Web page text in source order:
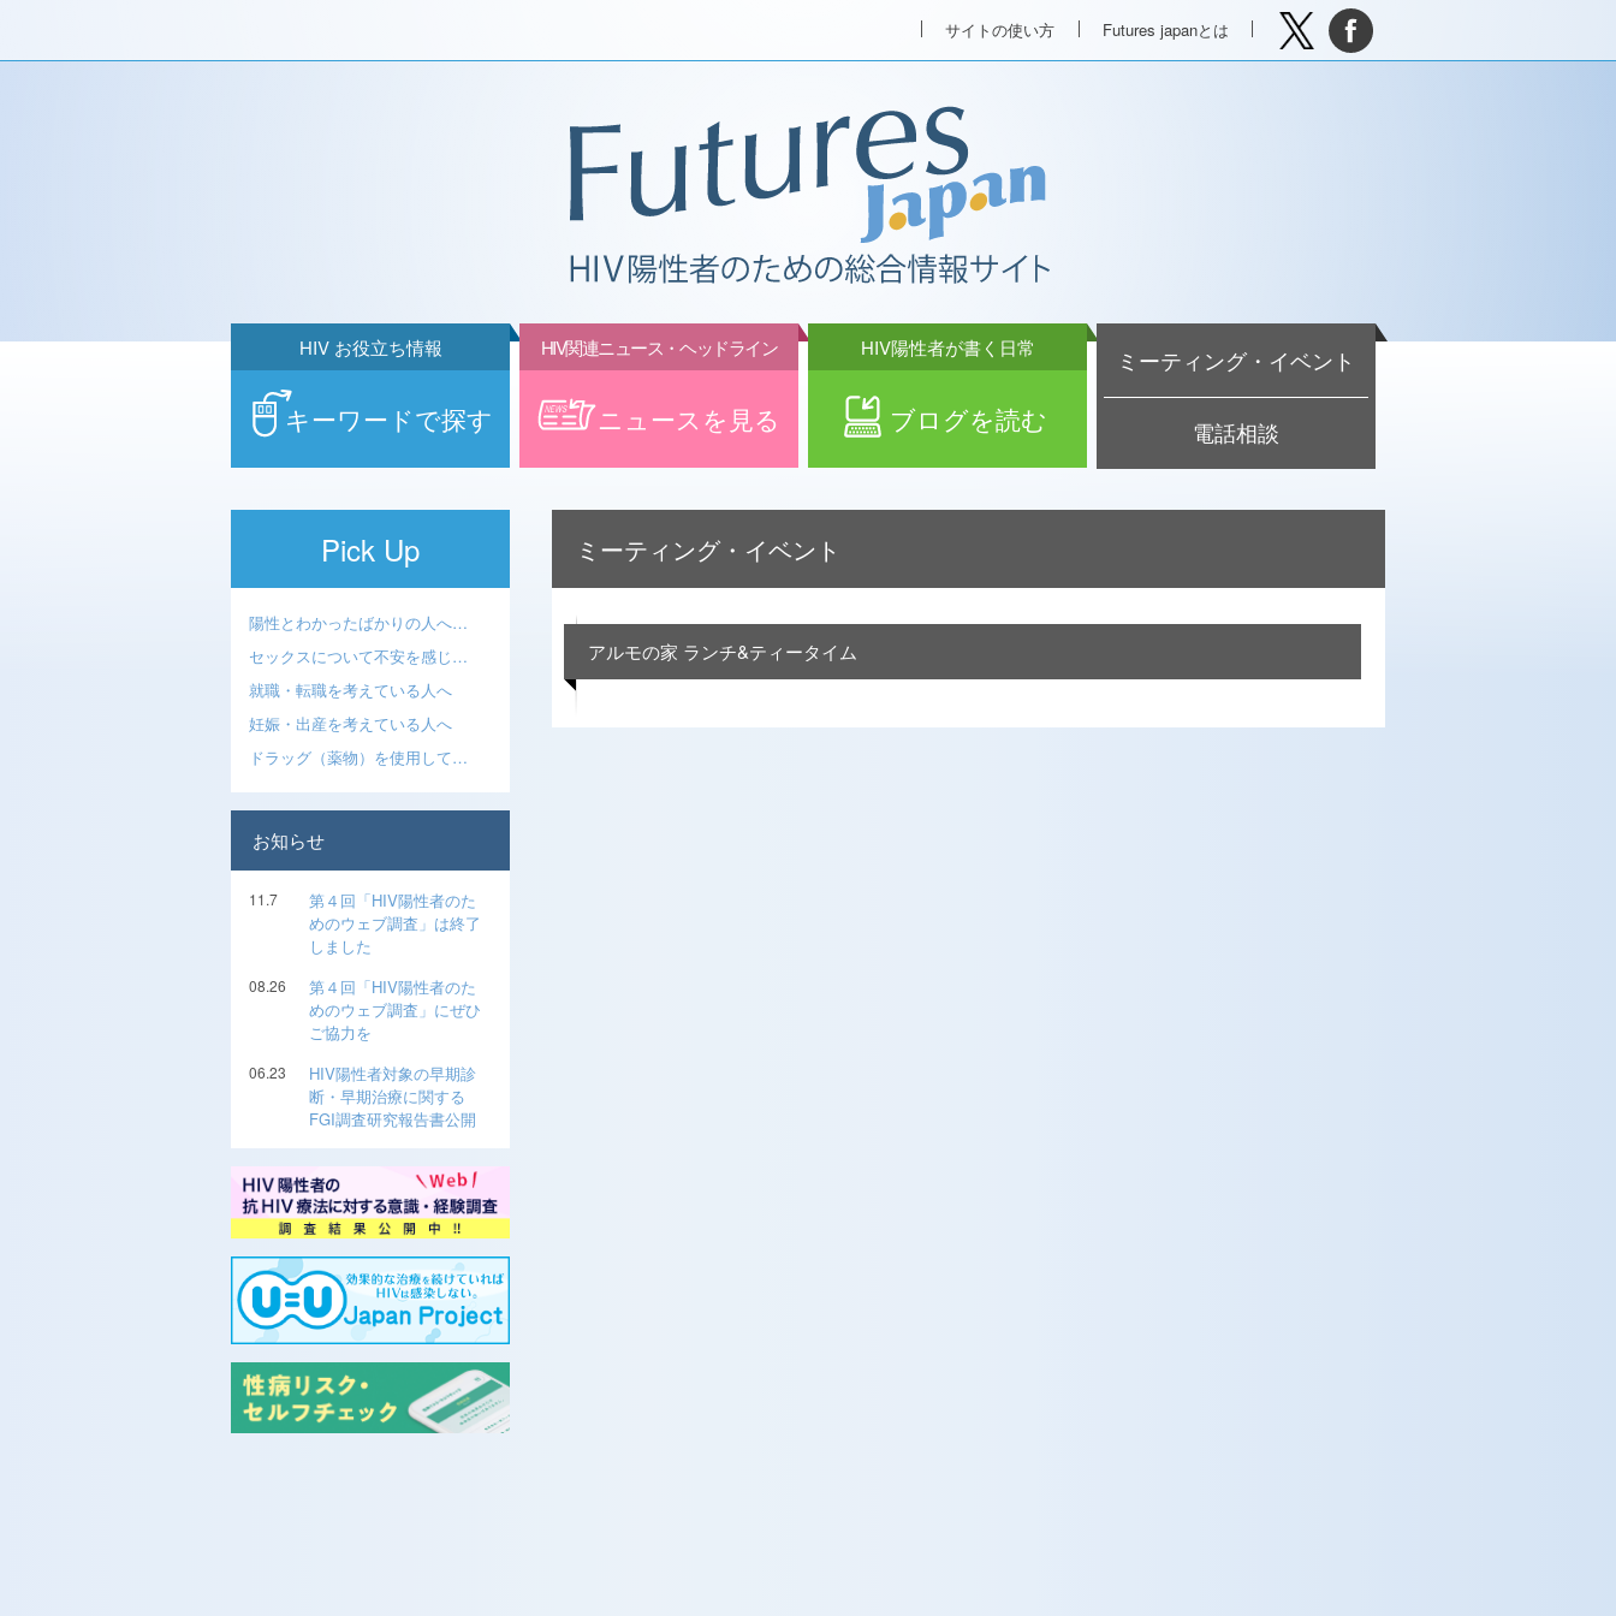
サイトの使い方 Futures japanとは
キーワードで探す
HIV お役立ち情報
ニュースを見る
HIV関連ニュース・ヘッドライン
ブログを読む
HIV陽性者が書く日常 ミーティング・イベント
電話相談
ミーティング・イベント
アルモの家 ランチ&ティータイム
Pick Up
陽性とわかったばかりの人へ…
セックスについて不安を感じ…
就職・転職を考えている人へ
妊娠・出産を考えている人へ
ドラッグ（薬物）を使用して…
お知らせ
11.7
第４回「HIV陽性者のた
めのウェブ調査」は終了
しました
08.26
第４回「HIV陽性者のた
めのウェブ調査」にぜひ
ご協力を
06.23
HIV陽性者対象の早期診
断・早期治療に関する
FGI調査研究報告書公開